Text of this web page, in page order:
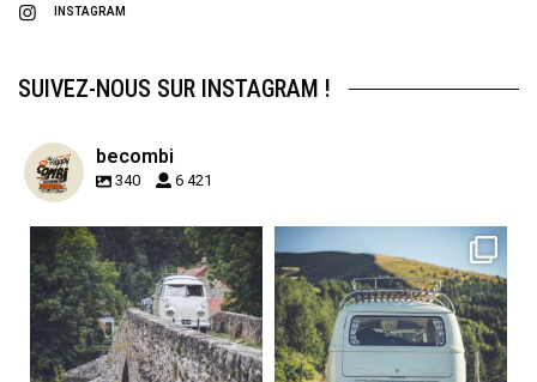
INSTAGRAM
SUIVEZ-NOUS SUR INSTAGRAM !
becombi
340 6 421
becombi